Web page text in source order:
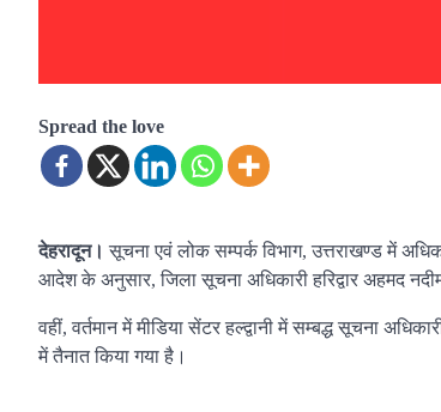
Spread the love
देहरादून।सूचना एवं लोक सम्पर्क विभाग, उत्तराखण्ड में
आदेश के अनुसार, जिला सूचना अधिकारी हरिद्वार अहमद
वहीं, वर्तमान में मीडिया सेंटर हल्द्वानी में सम्बद्ध सूचना
में तैनात किया गया है।